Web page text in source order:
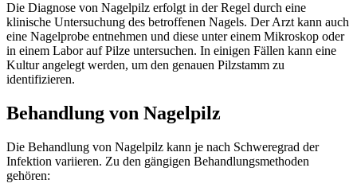
Die Diagnose von Nagelpilz erfolgt in der Regel durch eine
klinische Untersuchung des betroffenen Nagels. Der Arzt kann auch
eine Nagelprobe entnehmen und diese unter einem Mikroskop oder
in einem Labor auf Pilze untersuchen. In einigen Fällen kann eine
Kultur angelegt werden, um den genauen Pilzstamm zu
identifizieren.
Behandlung von Nagelpilz
Die Behandlung von Nagelpilz kann je nach Schweregrad der
Infektion variieren. Zu den gängigen Behandlungsmethoden
gehören: